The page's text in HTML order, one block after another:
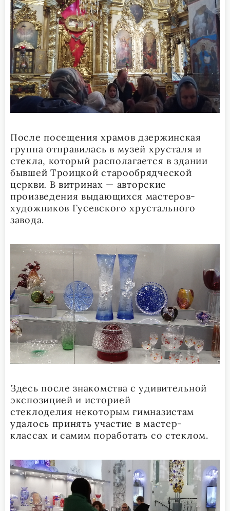
После посещения храмов дзержинская
группа отправилась в музей хрусталя и
стекла, который располагается в здании
бывшей Троицкой старообрядческой
церкви. В витринах — авторские
произведения выдающихся мастеров-
художников Гусевского хрустального
завода.
Здесь после знакомства с удивительной
экспозицией и историей
стеклоделия некоторым гимназистам
удалось принять участие в мастер-
классах и самим поработать со стеклом.